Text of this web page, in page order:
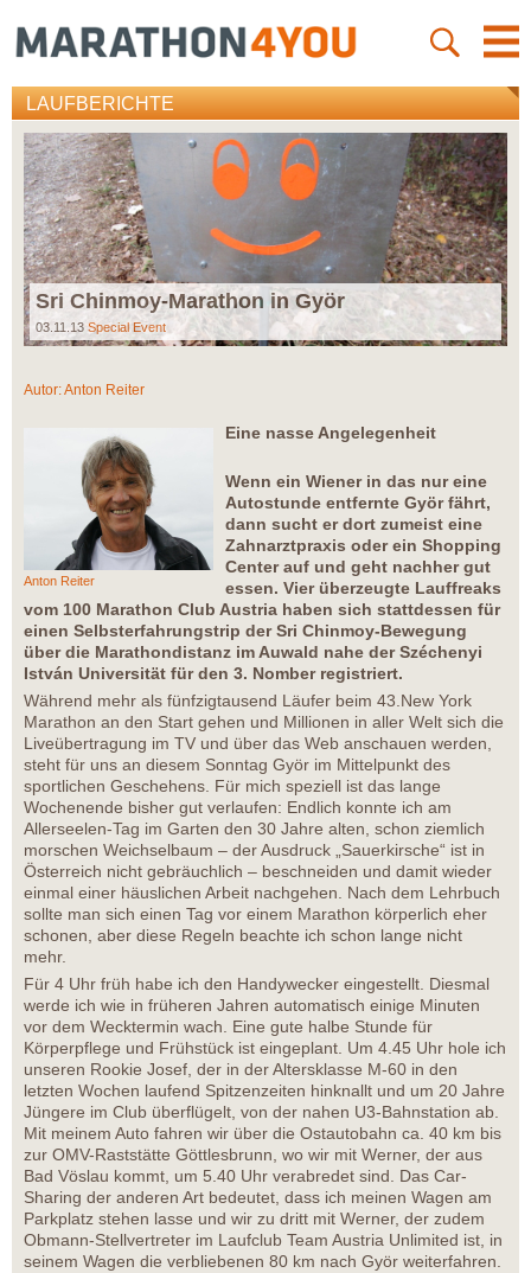
LAUFBERICHTE
Sri Chinmoy-Marathon in Györ
03.11.13 Special Event
Autor:Anton Reiter
Anton Reiter
Eine nasse Angelegenheit
Wenn ein Wiener in das nur eine
Autostunde entfernte Györ fährt,
dann sucht er dort zumeist eine
Zahnarztpraxis oder ein Shopping
Center auf und geht nachher gut
essen. Vier überzeugte Lauffreaks
vom 100 Marathon Club Austria haben sich stattdessen für
einen Selbsterfahrungstrip der Sri Chinmoy-Bewegung
über die Marathondistanz im Auwald nahe der Széchenyi
István Universität für den 3. Nomber registriert.
Während mehr als fünfzigtausend Läufer beim 43.New York
Marathon an den Start gehen und Millionen in aller Welt sich die
Liveübertragung im TV und über das Web anschauen werden,
steht für uns an diesem Sonntag Györ im Mittelpunkt des
sportlichen Geschehens. Für mich speziell ist das lange
Wochenende bisher gut verlaufen: Endlich konnte ich am
Allerseelen-Tag im Garten den 30 Jahre alten, schon ziemlich
morschen Weichselbaum – der Ausdruck „Sauerkirsche“ ist in
Österreich nicht gebräuchlich – beschneiden und damit wieder
einmal einer häuslichen Arbeit nachgehen. Nach dem Lehrbuch
sollte man sich einen Tag vor einem Marathon körperlich eher
schonen, aber diese Regeln beachte ich schon lange nicht
mehr.
Für 4 Uhr früh habe ich den Handywecker eingestellt. Diesmal
werde ich wie in früheren Jahren automatisch einige Minuten
vor dem Wecktermin wach. Eine gute halbe Stunde für
Körperpflege und Frühstück ist eingeplant. Um 4.45 Uhr hole ich
unseren Rookie Josef, der in der Altersklasse M-60 in den
letzten Wochen laufend Spitzenzeiten hinknallt und um 20 Jahre
Jüngere im Club überflügelt, von der nahen U3-Bahnstation ab.
Mit meinem Auto fahren wir über die Ostautobahn ca. 40 km bis
zur OMV-Raststätte Göttlesbrunn, wo wir mit Werner, der aus
Bad Vöslau kommt, um 5.40 Uhr verabredet sind. Das Car-
Sharing der anderen Art bedeutet, dass ich meinen Wagen am
Parkplatz stehen lasse und wir zu dritt mit Werner, der zudem
Obmann-Stellvertreter im Laufclub Team Austria Unlimited ist, in
seinem Wagen die verbliebenen 80 km nach Györ weiterfahren.